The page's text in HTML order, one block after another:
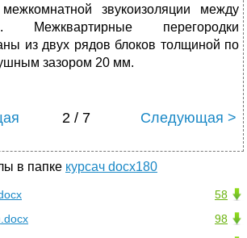
звукоизоляции между
Межквартирные перегородки
из двух рядов блоков толщиной по
зазором 20 мм.
2 / 7 Следующая >
в папке курсач docx180
58
98